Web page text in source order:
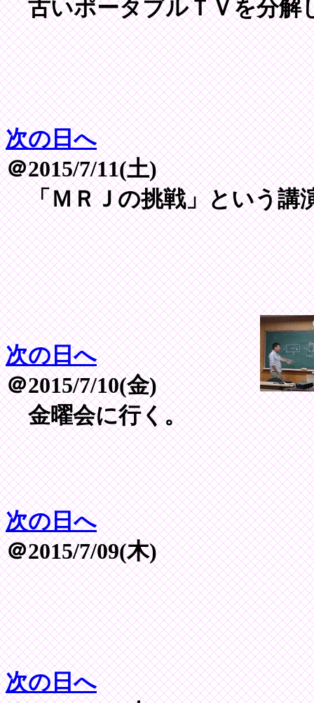
古いポータブルＴＶを分解
次の日へ
＠2015/7/11(土)
「ＭＲＪの挑戦」という講
次の日へ
＠2015/7/10(金)
金曜会に行く。
次の日へ
＠2015/7/09(木)
次の日へ